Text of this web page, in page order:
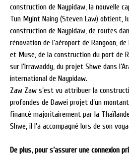
construction de Naypidaw, la nouvelle
Tun Myint Naing (Steven Law) obtient,
construction de Naypidaw, de routes
rénovation de l’aéroport de Rangoon,
et Muse, de la construction du port de
sur l’Irrawaddy, du projet Shwe dans
international de Naypidaw.
Zaw Zaw s’est vu attribuer la
profondes de Dawei projet d’un
financé majoritairement par la
Shwe, il l’a accompagné lors de son
De plus, pour s’assurer une connexion